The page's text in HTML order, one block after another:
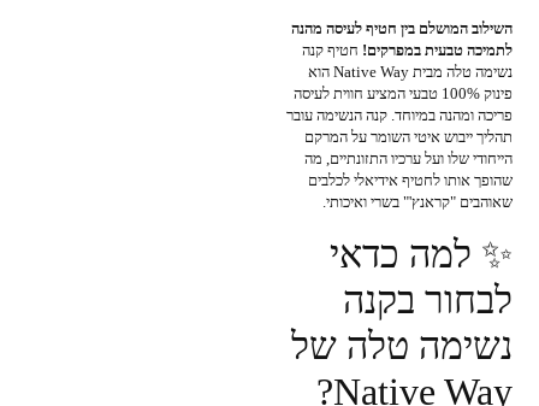
השילוב המושלם בין חטיף לעיסה מהנה
לתמיכה טבעית במפרקים! חטיף קנה
נשימה טלה מבית Native Way הוא
פינוק 100% טבעי המציע חווית לעיסה
פריכה ומהנה במיוחד. קנה הנשימה עובר
תהליך ייבוש איטי השומר על המרקם
הייחודי שלו ועל ערכיו התזונתיים, מה
שהופך אותו לחטיף אידיאלי לכלבים
שאוהבים "קראנץ'" בשרי ואיכותי.
✨ למה כדאי
לבחור בקנה
נשימה טלה של
Native Way?